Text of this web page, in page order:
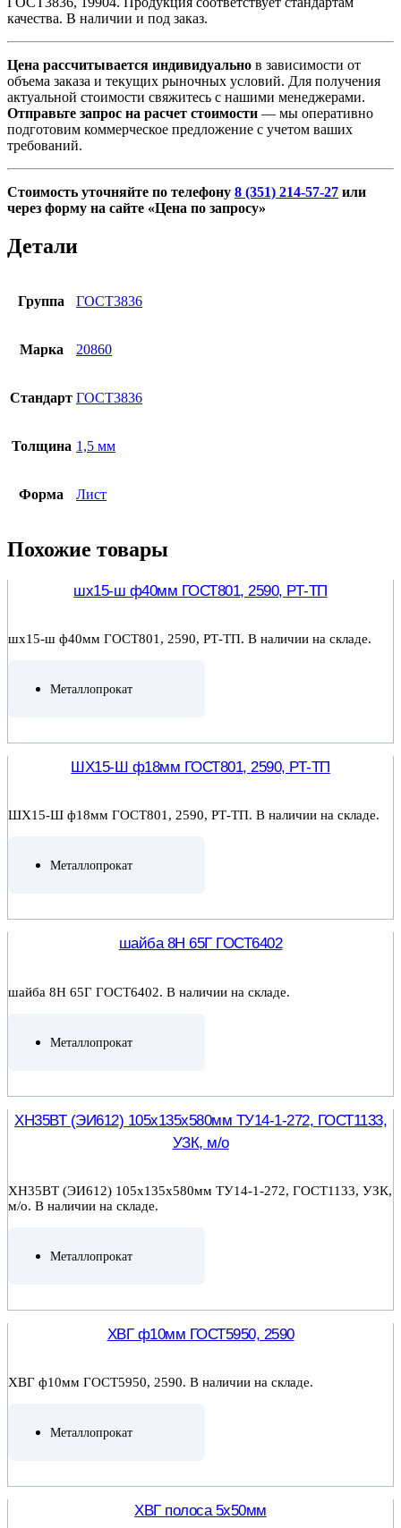
качества. В наличии и под заказ.
Цена рассчитывается индивидуально в зависимости от
объема заказа и текущих рыночных условий. Для получения
актуальной стоимости свяжитесь с нашими менеджерами.
Отправьте запрос на расчет стоимости — мы оперативно
подготовим коммерческое предложение с учетом ваших
требований.
Стоимость уточняйте по телефону 8 (351) 214-57-27 или
через форму на сайте «Цена по запросу»
Детали
Группа ГОСТ3836
Марка 20860
Стандарт ГОСТ3836
Толщина 1,5 мм
Форма Лист
Похожие товары
шх15-ш ф40мм ГОСТ801, 2590, РТ-ТП
шх15-ш ф40мм ГОСТ801, 2590, РТ-ТП. В наличии на складе.
Металлопрокат
ШХ15-Ш ф18мм ГОСТ801, 2590, РТ-ТП
ШХ15-Ш ф18мм ГОСТ801, 2590, РТ-ТП. В наличии на складе.
Металлопрокат
шайба 8Н 65Г ГОСТ6402
шайба 8Н 65Г ГОСТ6402. В наличии на складе.
Металлопрокат
ХН35ВТ (ЭИ612) 105х135х580мм ТУ14-1-272, ГОСТ1133,
УЗК, м/о
ХН35ВТ (ЭИ612) 105х135х580мм ТУ14-1-272, ГОСТ1133, УЗК,
м/о. В наличии на складе.
Металлопрокат
ХВГ ф10мм ГОСТ5950, 2590
ХВГ ф10мм ГОСТ5950, 2590. В наличии на складе.
Металлопрокат
ХВГ полоса 5х50мм